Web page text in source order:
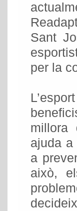
Sant
per la
millora
ajuda a
a
això,